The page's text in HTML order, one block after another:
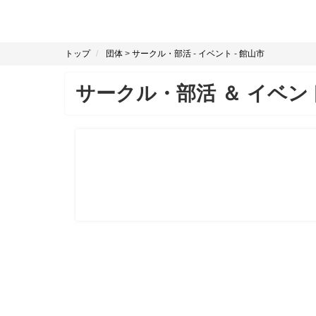
トップ 団体 > サークル・部活 - イベント - 館山市
サークル・部活＆ イベン